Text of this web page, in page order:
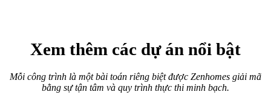
Xem thêm các dự án nổi bật
Mỗi công trình là một bài toán riêng biệt được Zenhomes giải mã
bằng sự tận tâm và quy trình thực thi minh bạch.